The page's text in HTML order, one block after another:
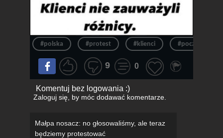
#polska #protest #klienci #poczta
9 0
Komentuj bez logowania :)
Zaloguj się, by móc dodawać komentarze.
Małpa nosacz: no głosowaliśmy, ale teraz
będziemy protestować